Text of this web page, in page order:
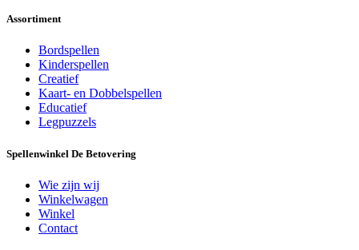
Assortiment
Bordspellen
Kinderspellen
Creatief
Kaart- en Dobbelspellen
Educatief
Legpuzzels
Spellenwinkel De Betover​ing
Wie zijn wij
Winkelwagen
Winkel
Contact